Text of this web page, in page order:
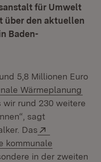
für Umwelt
über den aktuellen
Baden-
5,8 Millionen Euro
Wärmeplanung
wir rund 230 weitere
sagt
Das
kommunale
Fenster)
in der zweiten